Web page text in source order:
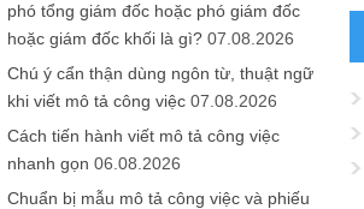
phó tổng giám đốc hoặc phó giám đốc
hoặc giám đốc khối là gì? 07.08.2026
Chú ý cẩn thận dùng ngôn từ, thuật ngữ
khi viết mô tả công việc 07.08.2026
Cách tiến hành viết mô tả công việc
nhanh gọn 06.08.2026
Chuẩn bị mẫu mô tả công việc và phiếu